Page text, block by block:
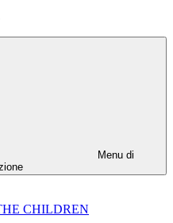
Menu di
CHILDREN